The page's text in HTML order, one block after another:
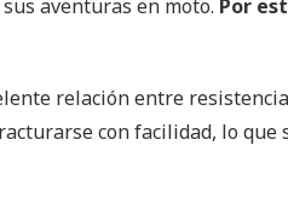
aventuras en moto. Por
relación entre
con facilidad, lo que